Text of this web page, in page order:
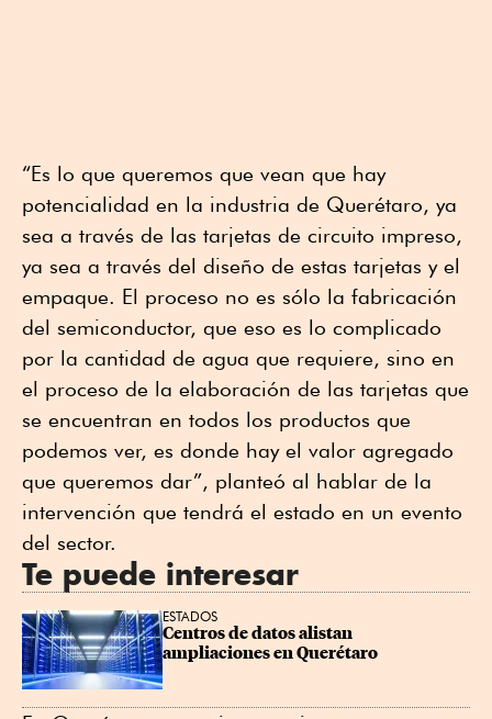
“Es lo que queremos que vean que hay
potencialidad en la industria de Querétaro, ya
sea a través de las tarjetas de circuito impreso,
ya sea a través del diseño de estas tarjetas y el
empaque. El proceso no es sólo la fabricación
del semiconductor, que eso es lo complicado
por la cantidad de agua que requiere, sino en
el proceso de la elaboración de las tarjetas que
se encuentran en todos los productos que
podemos ver, es donde hay el valor agregado
que queremos dar”, planteó al hablar de la
intervención que tendrá el estado en un evento
del sector.
Te puede interesar
ESTADOS
Centros de datos alistan
ampliaciones en Querétaro